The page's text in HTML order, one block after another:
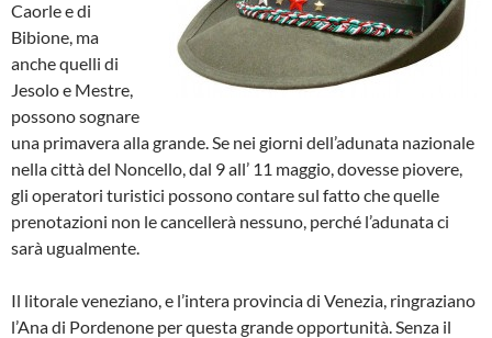
Caorle e di
Bibione, ma
anche quelli di
Jesolo e Mestre,
possono sognare
una primavera alla grande. Se nei giorni dell’adunata nazionale
nella città del Noncello, dal 9 all’ 11 maggio, dovesse piovere,
gli operatori turistici possono contare sul fatto che quelle
prenotazioni non le cancellerà nessuno, perché l’adunata ci
sarà ugualmente.
Il litorale veneziano, e l’intera provincia di Venezia, ringraziano
l’Ana di Pordenone per questa grande opportunità. Senza il